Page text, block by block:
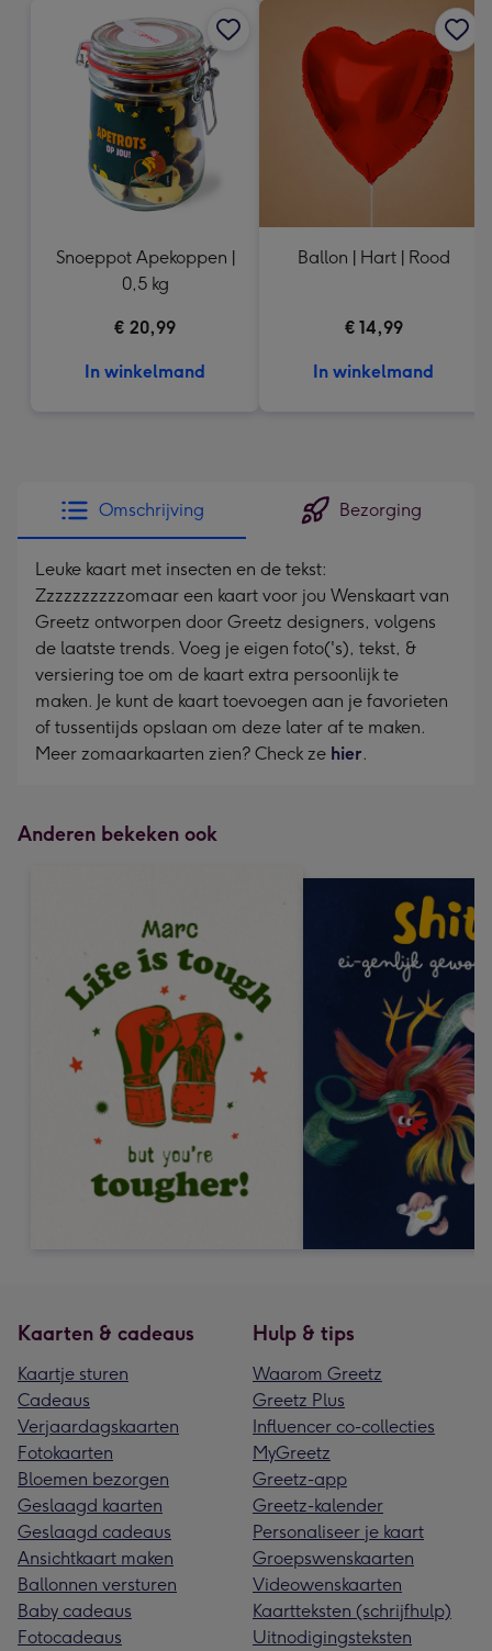
240
x
240
Snoeppot Apekoppen |
0,5 kg
€ 20,99
In winkelmand
Ballon | Hart | Rood
€ 14,99
In winkelmand
Omschrijving Bezorging
Leuke kaart met insecten en de tekst:
Zzzzzzzzzzomaar een kaart voor jou Wenskaart van
Greetz ontworpen door Greetz designers, volgens
de laatste trends. Voeg je eigen foto('s), tekst, &
versiering toe om de kaart extra persoonlijk te
maken. Je kunt de kaart toevoegen aan je favorieten
of tussentijds opslaan om deze later af te maken.
Meer zomaarkaarten zien? Check ze hier.
Anderen bekeken ook
Kaarten & cadeaus
Kaartje sturen
Cadeaus
Verjaardagskaarten
Fotokaarten
Bloemen bezorgen
Geslaagd kaarten
Geslaagd cadeaus
Ansichtkaart maken
Ballonnen versturen
Baby cadeaus
Fotocadeaus
Hulp & tips
Waarom Greetz
Greetz Plus
Influencer co-collecties
MyGreetz
Greetz-app
Greetz-kalender
Personaliseer je kaart
Groepswenskaarten
Videowenskaarten
Kaartteksten (schrijfhulp)
Uitnodigingsteksten